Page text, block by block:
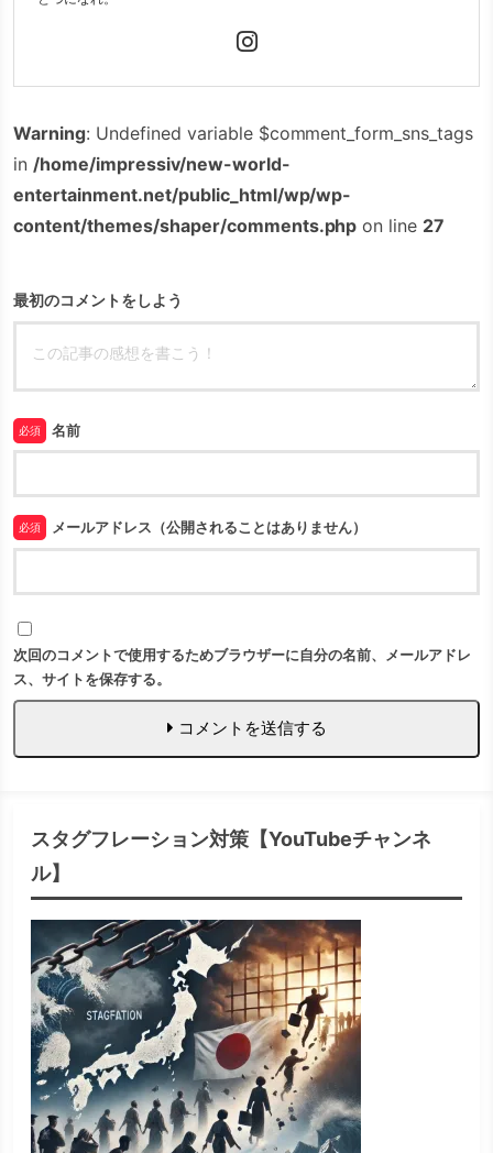
Warning: Undefined variable $comment_form_sns_tags
in /home/impressiv/new-world-
entertainment.net/public_html/wp/wp-
content/themes/shaper/comments.php on line 27
最初のコメントをしよう
必須 名前
必須 メールアドレス（公開されることはありません）
次回のコメントで使用するためブラウザーに自分の名前、メールアドレ
ス、サイトを保存する。
コメントを送信する
スタグフレーション対策【YouTubeチャンネ
ル】